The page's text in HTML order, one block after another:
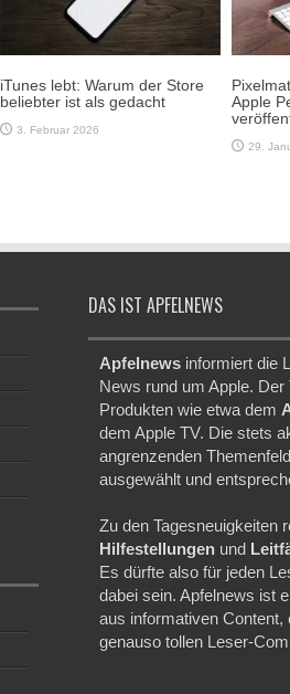
iTunes lebt: Warum der Store
beliebter ist als gedacht
3. Februar 2026
Apple
29.
DAS IST APFELNEWS
Apfelnews informiert die
News rund um Apple.
Produkten wie etwa dem
dem Apple TV. Die stets
angrenzenden
ausgewählt und
Zu den Tagesneuigkeiten
Hilfestellungen und
Es dürfte also für jeden
dabei sein. Apfelnews ist
aus informativen Content,
genauso tollen Leser-